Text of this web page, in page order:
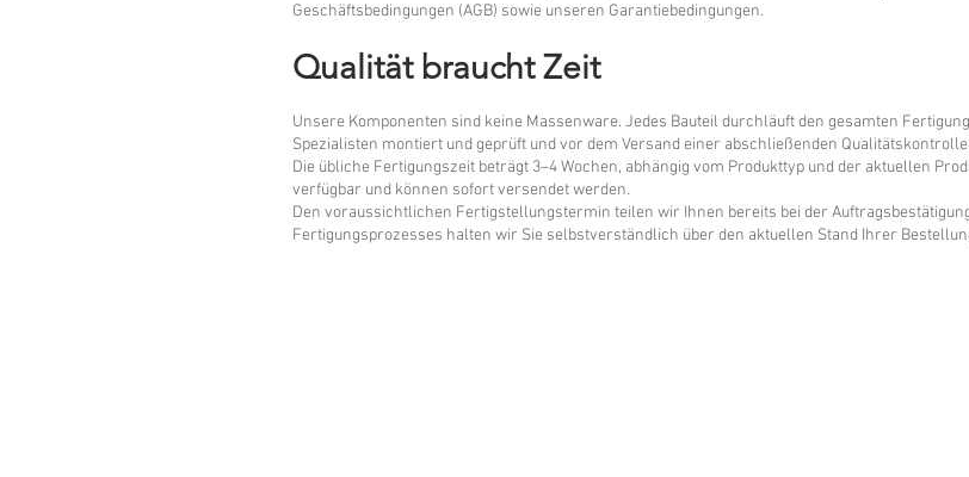
Geschäftsbedingungen (AGB) sowie unseren Garantiebedingungen.
Qualität braucht Zeit
Unsere Komponenten sind keine Massenware. Jedes Bauteil durchläuft den gesamten
Spezialisten montiert und geprüft und vor dem Versand einer abschließenden
Die übliche Fertigungszeit beträgt 3–4 Wochen, abhängig vom Produkttyp und der aktuellen
verfügbar und können sofort versendet werden.
Den voraussichtlichen Fertigstellungstermin teilen wir Ihnen bereits bei der
Fertigungsprozesses halten wir Sie selbstverständlich über den aktuellen Stand Ihrer